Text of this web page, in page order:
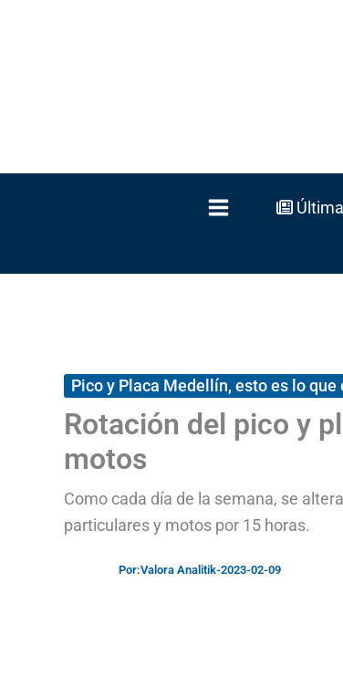
Pico y Placa Medellín, esto es lo que
Rotación del pico y
motos
Como cada día de la semana, se
particulares y motos por 15 horas.
Por:Valora Analitik-2023-02-09